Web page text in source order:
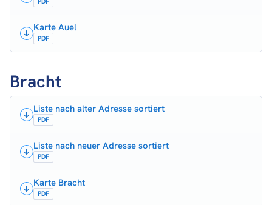
Karte Auel
PDF
Bracht
Liste nach alter Adresse sortiert
PDF
Liste nach neuer Adresse sortiert
PDF
Karte Bracht
PDF